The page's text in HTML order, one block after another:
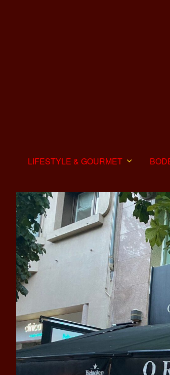
LIFESTYLE & GOURMET